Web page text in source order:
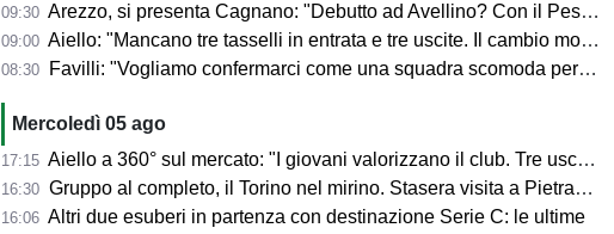
09:30 Arezzo, si presenta Cagnano: "Debutto ad Avellino? Con il Pescara andò bene. Gol dell'ex? Ho rispetto per la piazza e i compagni, non esulterei"
09:00 Aiello: "Mancano tre tasselli in entrata e tre uscite. Il cambio modulo? Una squadra camaleontica non dà punti di riferimento". Sull'esterno e il trequartista...
08:30 Favilli: "Vogliamo confermarci come una squadra scomoda per tutti. La concorrenza ben venga. Io mi sento bene"
Mercoledì 05 ago
17:15 Aiello a 360° sul mercato: "I giovani valorizzano il club. Tre uscite ancora da fare". Sul modulo, la difesa, Licina e Marina...
16:30 Gruppo al completo, il Torino nel mirino. Stasera visita a Pietrastornina
16:06 Altri due esuberi in partenza con destinazione Serie C: le ultime